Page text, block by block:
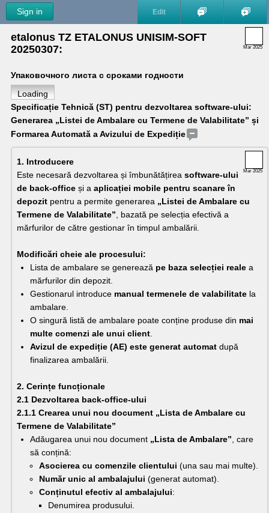
Sign in Edit
Mar 2025
etalonus TZ ETALONUS UNISIM-SOFT
20250307:
Упаковочного листа с сроками годности
Loading
Specificație Tehnică (ST) pentru dezvoltarea software-ului:
Generarea „Listei de Ambalare cu Termene de Valabilitate” și
Formarea Automată a Avizului de Expediție
Mar 2025
1. Introducere
Este necesară dezvoltarea și îmbunătățirea software-ului
de back-office și a aplicației mobile pentru scanare în
depozit pentru a permite generarea „Listei de Ambalare cu
Termene de Valabilitate”, bazată pe selecția efectivă a
mărfurilor de către gestionar în timpul ambalării.
Modificări cheie ale procesului:
Lista de ambalare se generează pe baza selecției reale a
mărfurilor din depozit.
Gestionarul introduce manual termenele de valabilitate la
ambalare.
O singură listă de ambalare poate conține produse din mai
multe comenzi ale unui client.
Avizul de expediție (AE) este generat automat după
finalizarea ambalării.
2. Cerințe funcționale
2.1 Dezvoltarea back-office-ului
2.1.1 Crearea unui nou document „Lista de Ambalare cu
Termene de Valabilitate”
Adăugarea unui nou document „Lista de Ambalare”, care
să conțină:
Asocierea cu comenzile clientului (una sau mai multe).
Număr unic al ambalajului (generat automat).
Conținutul efectiv al ambalajului:
Denumirea produsului.